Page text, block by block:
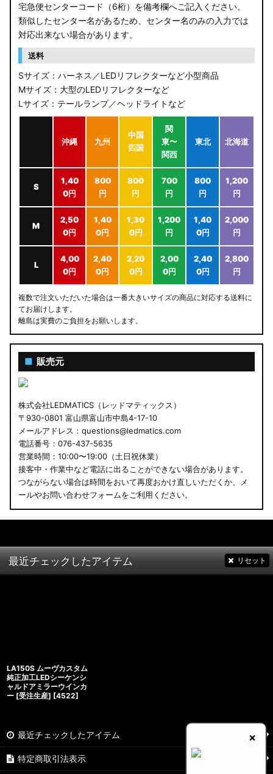
宅急便センターコード（6桁）を備考欄へご記入ください。
類似したセンター名があるため、センター名のみの入力では
対応出来ない場合があります。
送料
Sサイズ：ハーネス／LEDリフレクターなど小型商品
Mサイズ：大型のLEDリフレクターなど
Lサイズ：テールランプ／ヘッドライトなど
沖縄 九州
中国
四国
関
東〜
関西
東北 北海道
S
1,40
0円
800
円
800
円
700
円
800
円
1,200
円
M
2,50
0円
1,40
0円
1,30
0円
1,200
円
1,40
0円
2,000
円
L
4,00
0円
2,40
0円
2,20
0円
2,00
0円
2,40
0円
2,800
円
複数で注文いただいた場合は一番大きいサイズの商品に対応する送料に
てお届けします。
離島は実費のご負担をお願いします。
■ 販売元
株式会社LEDMATICS（レッドマティックス）
〒930-0801 富山県富山市中島4-17-10
メールアドレス：questions@ledmatics.com
電話番号：076-437-5635
営業時間：10:00〜19:00（土日祝休業）
接客中・作業中など電話に出ることができない場合があります。
つながらない場合は時間をおいて再度おかけ直しいただくか、メ
ールやお問い合わせフォームをご利用ください。
×
最近チェックしたアイテム リセット
LA150S ムーヴカスタム
純正加工LEDシーケンシ
ャルドアミラーウインカ
ー [受注生産] [4522]
最近チェックしたアイテム
特定商取引法表示